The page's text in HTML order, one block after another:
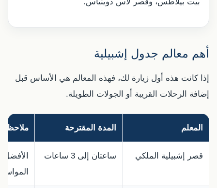
أهم معالم جدول إشبيلية
إذا كانت هذه أول زيارة لك، فهذه المعالم هي الأساس قبل
إضافة الرحلات القريبة أو الجولات الطويلة.
المعلم المدة المقترحة
قصر إشبيلية الملكي ساعتان إلى 3 ساعات